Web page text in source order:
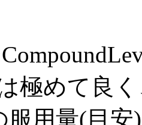
極めて良
服用量(目